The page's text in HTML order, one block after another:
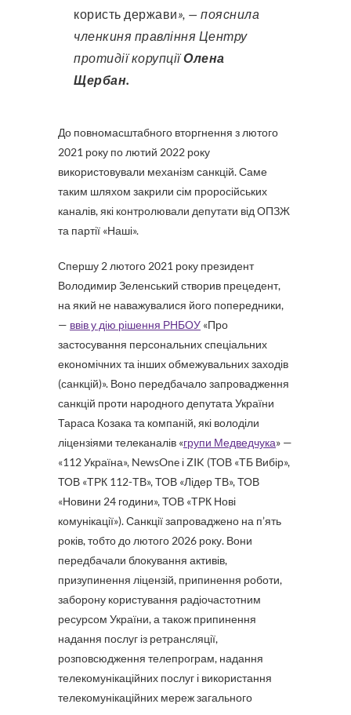
користь держави», — пояснила
членкиня правління Центру
протидії корупціїОлена
Щербан.
До повномасштабного вторгнення з лютого
2021 року по лютий 2022 року
використовували механізм санкцій. Саме
таким шляхом закрили сім проросійських
каналів, які контролювали депутати від ОПЗЖ
та партії «Наші».
Спершу 2 лютого 2021 року президент
Володимир Зеленський створив прецедент,
на який не наважувалися його попередники,
— ввів у дію рішення РНБОУ «Про
застосування персональних спеціальних
економічних та інших обмежувальних заходів
(санкцій)». Воно передбачало запровадження
санкцій проти народного депутата України
Тараса Козака та компаній, які володіли
ліцензіями телеканалів «групи Медведчука» —
«112 Україна», NewsOne і ZIK (ТОВ «ТБ Вибір»,
ТОВ «ТРК 112-ТВ», ТОВ «Лідер ТВ», ТОВ
«Новини 24 години», ТОВ «ТРК Нові
комунікації»). Санкції запроваджено на п’ять
років, тобто до лютого 2026 року. Вони
передбачали блокування активів,
призупинення ліцензій, припинення роботи,
заборону користування радіочастотним
ресурсом України, а також припинення
надання послуг із ретрансляції,
розповсюдження телепрограм, надання
телекомунікаційних послуг і використання
телекомунікаційних мереж загального